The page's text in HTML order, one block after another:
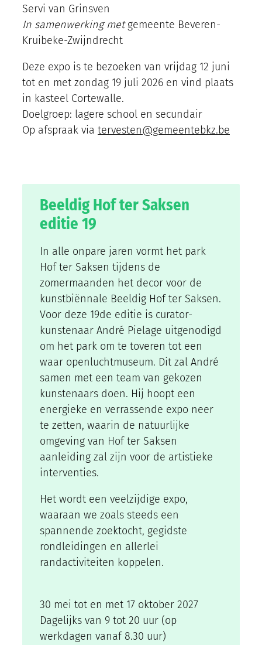
Servi van Grinsven
In samenwerking metgemeente Beveren-
Kruibeke-Zwijndrecht
Deze expo is te bezoeken van vrijdag 12 juni
tot en met zondag 19 juli 2026 en vind plaats
in kasteel Cortewalle.
Doelgroep: lagere school en secundair
Op afspraak via tervesten@gemeentebkz.be
Beeldig Hof ter Saksen
editie 19
In alle onpare jaren vormt het park
Hof ter Saksen tijdens de
zomermaanden het decor voor de
kunstbiënnale Beeldig Hof ter Saksen.
Voor deze 19de editie is curator-
kunstenaar André Pielage uitgenodigd
om het park om te toveren tot een
waar openluchtmuseum. Dit zal André
samen met een team van gekozen
kunstenaars doen. Hij hoopt een
energieke en verrassende expo neer
te zetten, waarin de natuurlijke
omgeving van Hof ter Saksen
aanleiding zal zijn voor de artistieke
interventies.
Het wordt een veelzijdige expo,
waaraan we zoals steeds een
spannende zoektocht, gegidste
rondleidingen en allerlei
randactiviteiten koppelen.
30 mei tot en met 17 oktober 2027
Dagelijks van 9 tot 20 uur (op
werkdagen vanaf 8.30 uur)